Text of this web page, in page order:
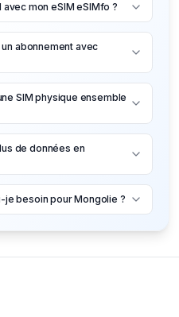
mon eSIM eSIMfo ?
abonnement avec
SIM physique ensemble
de données en
je besoin pour Mongolie ?